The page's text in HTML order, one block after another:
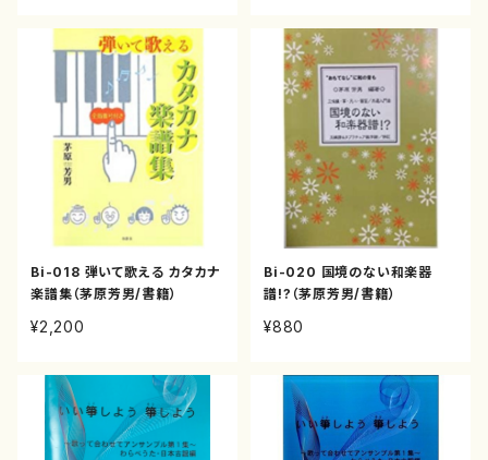
Bi-018 弾いて歌える カタカナ
楽譜集（茅原芳男/書籍）
¥2,200
Bi-020 国境のない和楽器
譜!?（茅原芳男/書籍）
¥880